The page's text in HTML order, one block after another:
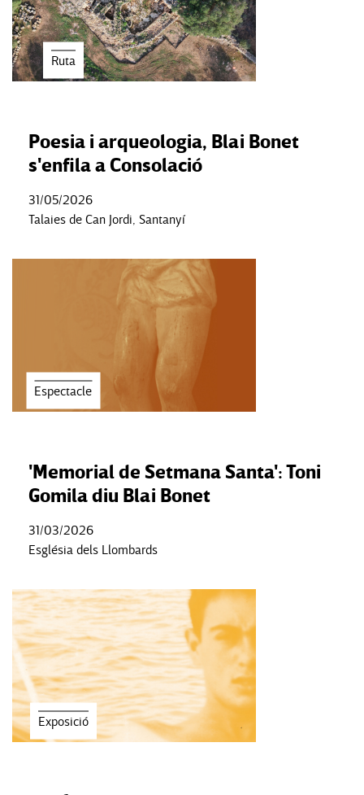
Ruta
Poesia i arqueologia, Blai Bonet
s'enfila a Consolació
31/05/2026
Talaies de Can Jordi, Santanyí
Espectacle
'Memorial de Setmana Santa': Toni
Gomila diu Blai Bonet
31/03/2026
Església dels Llombards
Exposició